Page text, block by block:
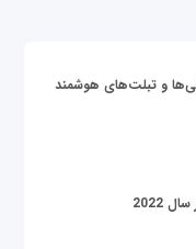
و تبلت‌های هوشمند